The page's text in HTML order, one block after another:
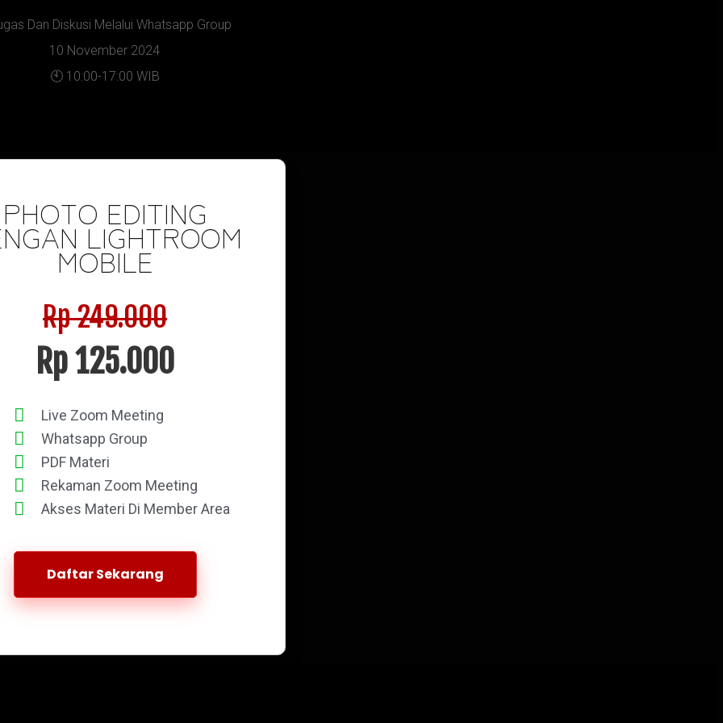
Dan Diskusi Melalui Whatsapp Group
10 November 2024
🕙 10:00-17:00 WIB
PHOTO EDITING
LIGHTROOM
MOBILE
Rp 249.000
Rp 125.000
Live Zoom Meeting
Whatsapp Group
PDF Materi
Rekaman Zoom Meeting
Akses Materi Di Member Area
Daftar Sekarang